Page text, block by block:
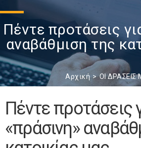
Πέντε προτάσεις
αναβάθμιση της
Αρχική ΟΙ ΔΡΑΣΕΙΣ
Πέντε προτάσεις
«πράσινη»